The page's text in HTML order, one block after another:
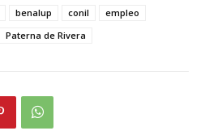
benalup conil
empleo
Paterna de Rivera